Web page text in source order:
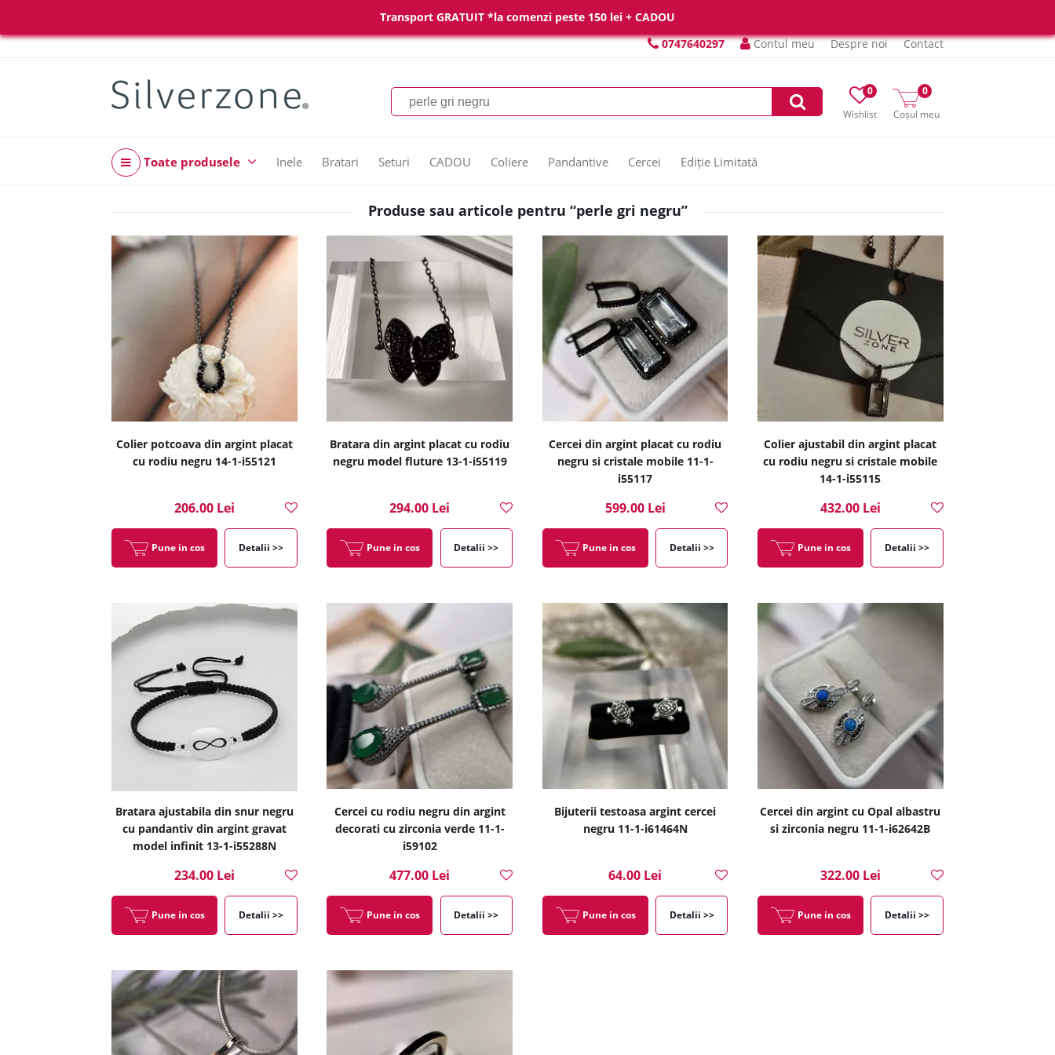
Transport GRATUIT *la comenzi peste 150 lei + CADOU
0747640297
Contul meu Despre noi Contact
Wishlist
0
Coșul meu
0
Toate produsele Inele Bratari Seturi CADOU Coliere Pandantive Cercei Ediție Limitată
Produse sau articole pentru “perle gri negru”
Colier potcoava din argint placat
cu rodiu negru 14-1-i55121
206.00 Lei
Pune in cos Detalii >>
Bratara din argint placat cu rodiu
negru model fluture 13-1-i55119
294.00 Lei
Pune in cos Detalii >>
Cercei din argint placat cu rodiu
negru si cristale mobile 11-1-
i55117
599.00 Lei
Pune in cos Detalii >>
Colier ajustabil din argint placat
cu rodiu negru si cristale mobile
14-1-i55115
432.00 Lei
Pune in cos Detalii >>
Bratara ajustabila din snur negru
cu pandantiv din argint gravat
model infinit 13-1-i55288N
234.00 Lei
Pune in cos Detalii >>
Cercei cu rodiu negru din argint
decorati cu zirconia verde 11-1-
i59102
477.00 Lei
Pune in cos Detalii >>
Bijuterii testoasa argint cercei
negru 11-1-i61464N
64.00 Lei
Pune in cos Detalii >>
Cercei din argint cu Opal albastru
si zirconia negru 11-1-i62642B
322.00 Lei
Pune in cos Detalii >>